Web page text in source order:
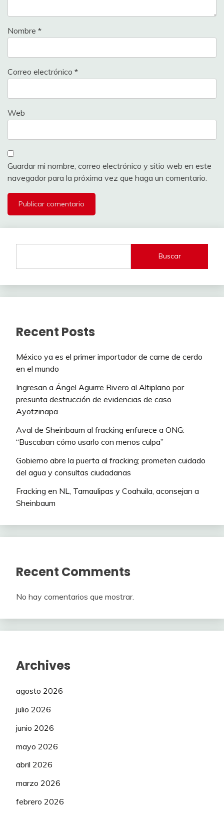
Nombre *
Correo electrónico *
Web
Guardar mi nombre, correo electrónico y sitio web en este
navegador para la próxima vez que haga un comentario.
Buscar
Recent Posts
México ya es el primer importador de carne de cerdo
en el mundo
Ingresan a Ángel Aguirre Rivero al Altiplano por
presunta destrucción de evidencias de caso
Ayotzinapa
Aval de Sheinbaum al fracking enfurece a ONG:
“Buscaban cómo usarlo con menos culpa”
Gobierno abre la puerta al fracking; prometen cuidado
del agua y consultas ciudadanas
Fracking en NL, Tamaulipas y Coahuila, aconsejan a
Sheinbaum
Recent Comments
No hay comentarios que mostrar.
Archives
agosto 2026
julio 2026
junio 2026
mayo 2026
abril 2026
marzo 2026
febrero 2026